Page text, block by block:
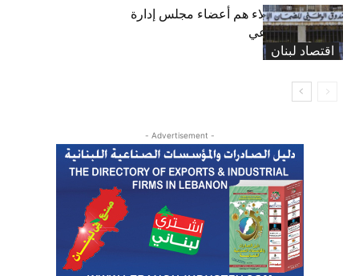
اقتصاد لبنان
بعد 19 عاماً: هؤلاء هم أعضاء مجلس إدارة
الضمان الاجتماعي
- Advertisement -